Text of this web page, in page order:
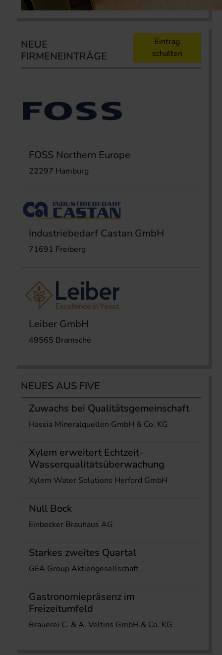
NEUE
FIRMENEINTRÄGE
Eintrag
schalten
FOSS Northern Europe
22297 Hamburg
Industriebedarf Castan GmbH
71691 Freiberg
Leiber GmbH
49565 Bramsche
NEUES AUS FIVE
Zuwachs bei Qualitätsgemeinschaft
Hassia Mineralquellen GmbH & Co. KG
Xylem erweitert Echtzeit-
Wasserqualitätsüberwachung
Xylem Water Solutions Herford GmbH
Null Bock
Einbecker Brauhaus AG
Starkes zweites Quartal
GEA Group Aktiengesellschaft
Gastronomiepräsenz im
Freizeitumfeld
Brauerei C. & A. Veltins GmbH & Co. KG